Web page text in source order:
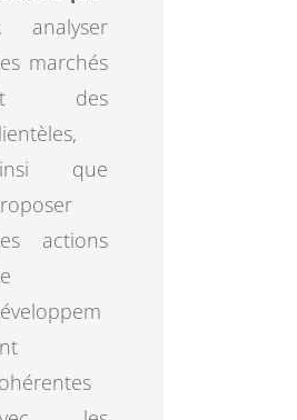
analyser
marchés
des
que
actions